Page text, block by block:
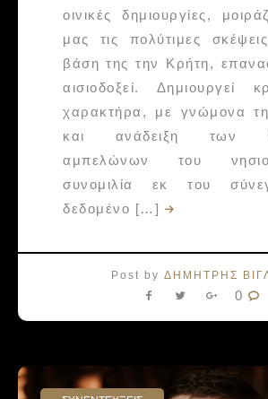
οινικές δημιουργίες,
μας τις πολύτιμες
βάση της την Κρήτη,
αισιοδοξεί. Δημιουργεί
χαρακτήρα, με γνώμονα
και ανάδειξη των
αμπελώνων του
συνομιλία εκ του
δεδομένο […]
Post by ΔΗΜΗΤΡΗΣ
0